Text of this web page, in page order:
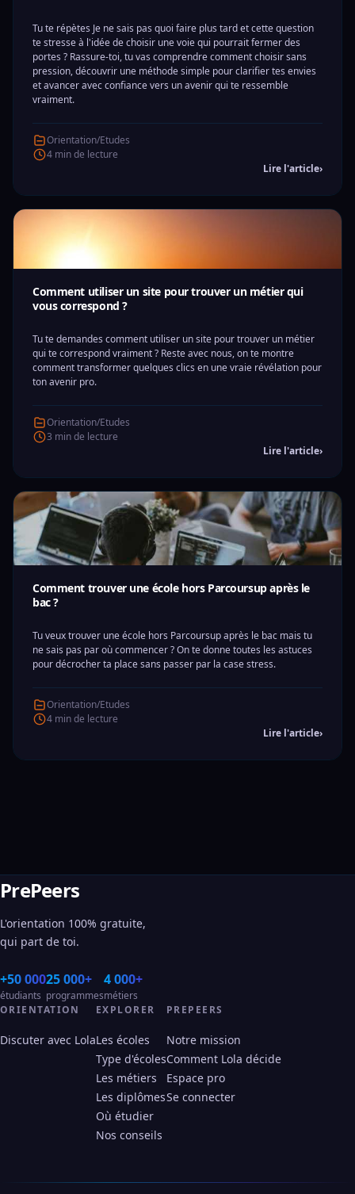
Tu te répètes Je ne sais pas quoi faire plus tard et cette question
te stresse à l'idée de choisir une voie qui pourrait fermer des
portes ? Rassure-toi, tu vas comprendre comment choisir sans
pression, découvrir une méthode simple pour clarifier tes envies
et avancer avec confiance vers un avenir qui te ressemble
vraiment.
Orientation/Etudes
4 min de lecture
Lire l'article›
Comment utiliser un site pour trouver un métier qui
vous correspond ?
Tu te demandes comment utiliser un site pour trouver un métier
qui te correspond vraiment ? Reste avec nous, on te montre
comment transformer quelques clics en une vraie révélation pour
ton avenir pro.
Orientation/Etudes
3 min de lecture
Lire l'article›
Comment trouver une école hors Parcoursup après le
bac ?
Tu veux trouver une école hors Parcoursup après le bac mais tu
ne sais pas par où commencer ? On te donne toutes les astuces
pour décrocher ta place sans passer par la case stress.
Orientation/Etudes
4 min de lecture
Lire l'article›
PrePeers
L'orientation 100% gratuite,
qui part de toi.
+50 000
étudiants
25 000+
programmes
4 000+
métiers
ORIENTATION
Discuter avec Lola
EXPLORER
Les écoles
Type d'écoles
Les métiers
Les diplômes
Où étudier
Nos conseils
PREPEERS
Notre mission
Comment Lola décide
Espace pro
Se connecter